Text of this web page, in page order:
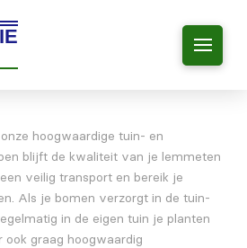
hoogwaardige tuin- en
blijft de kwaliteit van je lemmeten
veilig transport en bereik je
Als je bomen verzorgt in de tuin-
in de eigen tuin je planten
ook graag hoogwaardig